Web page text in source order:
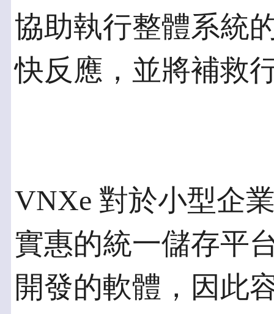
協助執行整體系統
快反應，並將補救
VNXe 對於小型企
實惠的統一儲存平
開發的軟體，因此